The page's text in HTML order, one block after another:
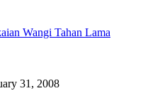
Wangi Tahan Lama
31, 2008